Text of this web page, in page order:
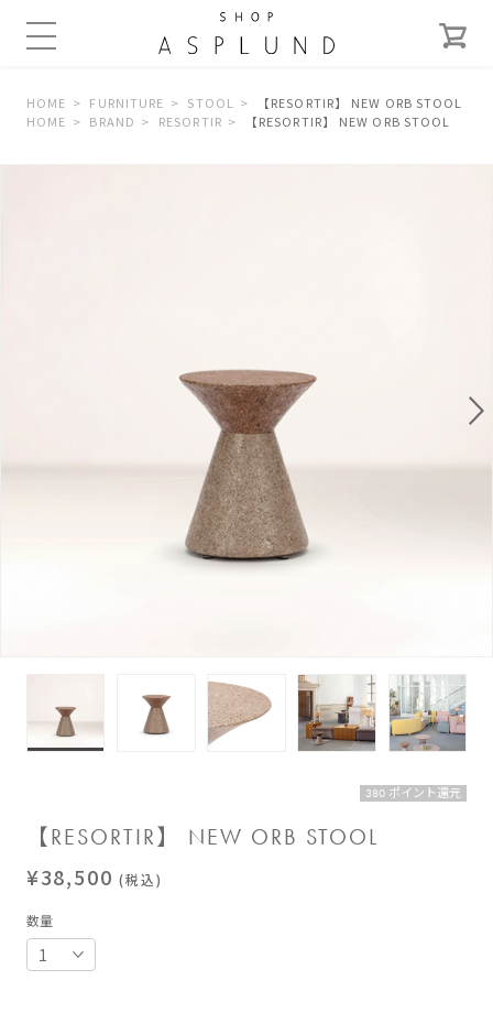
HOME FURNITURE STOOL
【RESORTIR】 NEW ORB STOOL
HOME
BRAND RESORTIR 【RESORTIR】 NEW ORB STOOL
380 ポイント還元
【RESORTIR】 NEW ORB STOOL
¥38,500(税込)
数量